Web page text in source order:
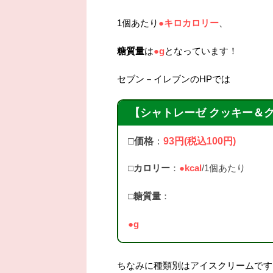
1個あたり ●キロカロリー
糖質量は●gとなっています！
セブン－イレブンのHPでは
【シャトレーゼ クッキー＆
□価格 ： 93円(税込100円)
□カロリー ： ●kcal/1個あたり
□糖質量 ：
●g
ちなみに種類別はアイスクリームです